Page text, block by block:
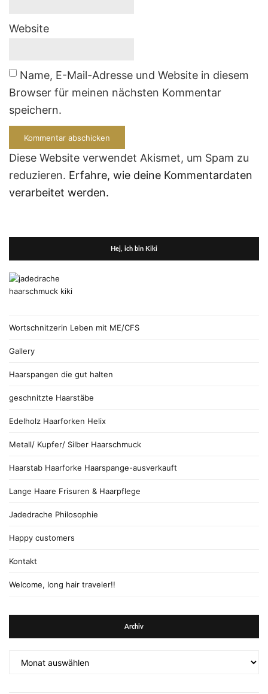
Website
Name, E-Mail-Adresse und Website in diesem
Browser für meinen nächsten Kommentar
speichern.
Diese Website verwendet Akismet, um Spam zu
reduzieren. Erfahre, wie deine Kommentardaten
verarbeitet werden.
Hej, ich bin Kiki
Wortschnitzerin Leben mit ME/CFS
Gallery
Haarspangen die gut halten
geschnitzte Haarstäbe
Edelholz Haarforken Helix
Metall/ Kupfer/ Silber Haarschmuck
Haarstab Haarforke Haarspange-ausverkauft
Lange Haare Frisuren & Haarpflege
Jadedrache Philosophie
Happy customers
Kontakt
Welcome, long hair traveler!!
Archiv